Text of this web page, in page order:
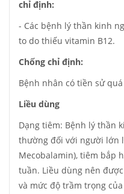
chỉ định:
- Các bệnh lý thần kinh
to do thiếu vitamin B12.
Chống chỉ định:
Bệnh nhân có tiền sử
Liều dùng
Dạng tiêm: Bệnh lý thần
thường đối với người lớn
Mecobalamin), tiêm bắp
tuần. Liều dùng nên
và mức độ trầm trọng